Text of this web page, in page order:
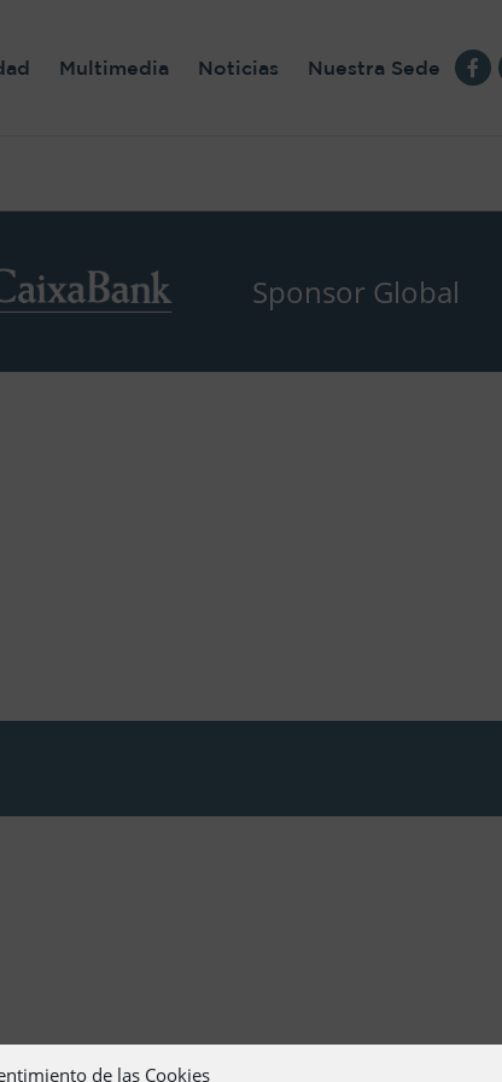
de las Cookies
Multimedia Noticias Nuestra Sede
Sponsor Global